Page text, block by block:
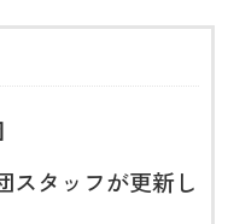
スタッフが更新し